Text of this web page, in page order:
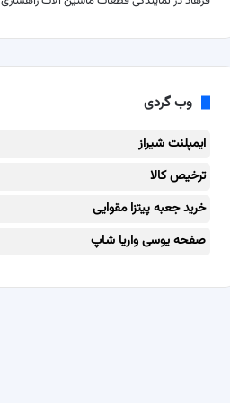
وب گردی
ایمپلنت شیراز
ترخیص کالا
خرید جعبه پیتزا مقوایی
صفحه یوسی واریا شاپ